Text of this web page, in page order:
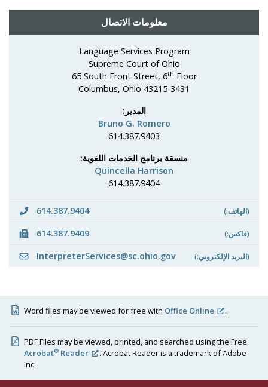
معلومات الاتصال
Language Services Program
Supreme Court of Ohio
65 South Front Street, 6th Floor
Columbus, Ohio 43215-3431
المدير:
Bruno G. Romero
614.387.9403
منسقة برنامج الخدمات اللغوية:
Quincella Harrison
614.387.9404
(الهاتف:) 614.387.9404
(فاكس:) 614.387.9409
(البريد الإلكتروني:) InterpreterServices@sc.ohio.gov
Word files may be viewed for free with Office Online .
PDF Files may be viewed, printed, and searched using the Free
Acrobat® Reader
. Acrobat Reader is a trademark of Adobe
Inc.